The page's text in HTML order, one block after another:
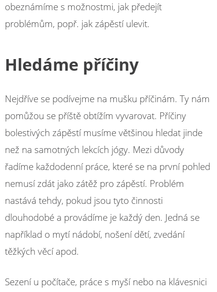
obeznámíme s možnostmi, jak předejít
problémům, popř. jak zápěstí ulevit.
Hledáme příčiny
Nejdříve se podívejme na mušku příčinám. Ty nám
pomůžou se příště obtížím vyvarovat. Příčiny
bolestivých zápěstí musíme většinou hledat jinde
než na samotných lekcích jógy. Mezi důvody
řadíme každodenní práce, které se na první pohled
nemusí zdát jako zátěž pro zápěstí. Problém
nastává tehdy, pokud jsou tyto činnosti
dlouhodobé a provádíme je každý den. Jedná se
například o mytí nádobí, nošení dětí, zvedání
těžkých věcí apod.
Sezení u počítače, práce s myší nebo na klávesnici